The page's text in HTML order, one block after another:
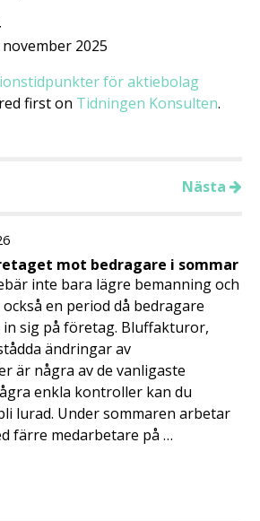
2025
för aktiebolag
first on Tidningen Konsulten.
Nästa
mot bedragare i sommar
inte bara lägre bemanning och
en period då bedragare
sig på företag. Bluffakturor,
ändringar av
är några av de vanligaste
enkla kontroller kan du
lurad. Under sommaren arbetar
färre medarbetare på …